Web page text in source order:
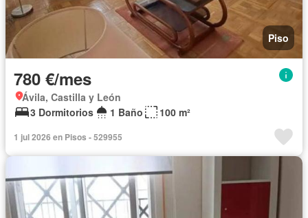
Piso
780 €/mes
Ávila, Castilla y León
3 Dormitorios
1 Baño 100 m²
1 jul 2026 en Pisos - 529955